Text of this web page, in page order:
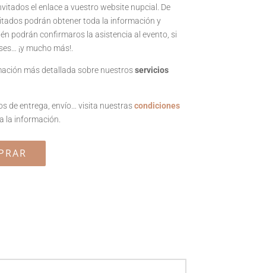
el enlace a vuestro website nupcial. De
podrán obtener toda la información y
podrán confirmaros la asistencia al evento, si
¡y mucho más!.
más detallada sobre nuestrosservicios
de entrega, envío… visita nuestrascondiciones
la información.